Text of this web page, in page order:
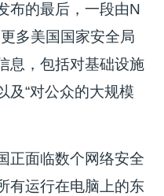
布的最后，一段由N
多美国国家安全局
息，包括对基础设施
及“对公众的大规模
正面临数个网络安全
有运行在电脑上的东